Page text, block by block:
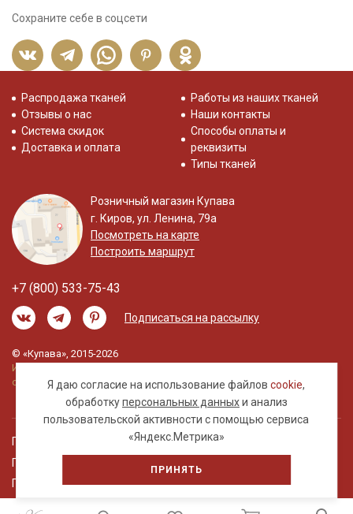
Сохраните себе в соцсети
Я даю согласие на использование файловcookie,
обработкуперсональных данныхи анализ
пользовательской активности с помощью сервиса
«Яндекс.Метрика»
ПРИНЯТЬ
Распродажа тканей
Отзывы о нас
Система скидок
Доставка и оплата
Работы из наших тканей
Наши контакты
Способы оплаты и
реквизиты
Типы тканей
Розничный магазин Купава
г. Киров, ул. Ленина, 79а
Посмотреть на карте
Построить маршрут
+7 (800) 533-75-43
Подписаться на рассылку
© «Купава», 2015-2026
Информация на сайте не является публичной
офертой.
Правовая информация
Политика обработки персональных данных
Пользовательское соглашение